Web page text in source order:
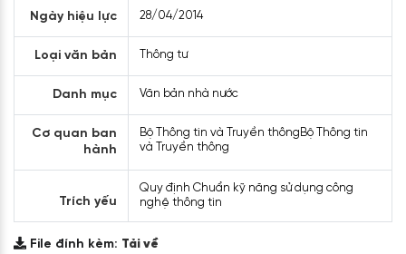
Ngày hiệu lực 28/04/2014
Loại văn bản Thông tư
Danh mục Văn bản nhà nước
Cơ quan ban
hành
Bộ Thông tin và Truyền thôngBộ Thông tin
và Truyền thông
Trích yếu
Quy định Chuẩn kỹ năng sử dụng công
nghệ thông tin
File đính kèm: Tải về